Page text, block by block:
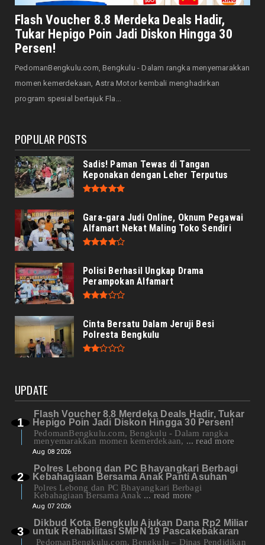
Honda CUV e: Motor Listrik Canggih, Penuh
Keunggulan dan Sia...
Servis Bukan Saat Rusak: Astra Motor
Bengkulu Ingatkan Penti...
August 07, 2026
Flash Voucher 8.8 Merdeka Deals Hadir,
Tukar Hepigo Poin Jadi Diskon Hingga 30
Persen!
PedomanBengkulu.com, Bengkulu - Dalam rangka menyemarakkan
momen kemerdekaan, Astra Motor kembali menghadirkan
program spesial bertajuk Fla...
POPULAR POSTS
Sadis! Paman Tewas di Tangan
Keponakan dengan Leher Terputus
Gara-gara Judi Online, Oknum Pegawai
Alfamart Nekat Maling Toko Sendiri
Polisi Berhasil Ungkap Drama
Perampokan Alfamart
Cinta Bersatu Dalam Jeruji Besi
Polresta Bengkulu
UPDATE
Flash Voucher 8.8 Merdeka Deals Hadir, Tukar
Hepigo Poin Jadi Diskon Hingga 30 Persen!
PedomanBengkulu.com, Bengkulu - Dalam rangka
menyemarakkan momen kemerdekaan, ... read more
Aug 08 2026
Polres Lebong dan PC Bhayangkari Berbagi
Kebahagiaan Bersama Anak Panti Asuhan
Polres Lebong dan PC Bhayangkari Berbagi
Kebahagiaan Bersama Anak ... read more
Aug 07 2026
Dikbud Kota Bengkulu Ajukan Dana Rp2 Miliar
untuk Rehabilitasi SMPN 19 Pascakebakaran
PedomanBengkulu.com, Bengkulu – Dinas Pendidikan